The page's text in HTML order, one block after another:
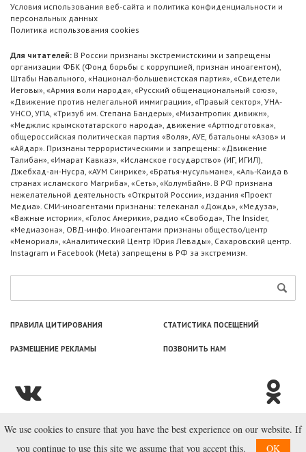
Условия использования веб-сайта и политика конфиденциальности и
персональных данных
Политика использования cookies
Для читателей: В России признаны экстремистскими и запрещены
организации ФБК (Фонд борьбы с коррупцией, признан иноагентом),
Штабы Навального, «Национал-большевистская партия», «Свидетели
Иеговы», «Армия воли народа», «Русский общенациональный союз»,
«Движение против нелегальной иммиграции», «Правый сектор», УНА-
УНСО, УПА, «Тризуб им. Степана Бандеры», «Мизантропик дивижн»,
«Меджлис крымскотатарского народа», движение «Артподготовка»,
общероссийская политическая партия «Воля», АУЕ, батальоны «Азов» и
«Айдар». Признаны террористическими и запрещены: «Движение
Талибан», «Имарат Кавказ», «Исламское государство» (ИГ, ИГИЛ),
Джебхад-ан-Нусра, «АУМ Синрике», «Братья-мусульмане», «Аль-Каида в
странах исламского Магриба», «Сеть», «Колумбайн». В РФ признана
нежелательной деятельность «Открытой России», издания «Проект
Медиа». СМИ-иноагентами признаны: телеканал «Дождь», «Медуза»,
«Важные истории», «Голос Америки», радио «Свобода», The Insider,
«Медиазона», ОВД-инфо. Иноагентами признаны общество/центр
«Мемориал», «Аналитический Центр Юрия Левады», Сахаровский центр.
Instagram и Facebook (Metа) запрещены в РФ за экстремизм.
ПРАВИЛА ЦИТИРОВАНИЯ СТАТИСТИКА ПОСЕЩЕНИЙ
РАЗМЕЩЕНИЕ РЕКЛАМЫ ПОЗВОНИТЬ НАМ
© ООО «Лаборатория Новоcтей», 2003—2026.
We use cookies to ensure that you have the best experience on our website. If
you continue to use this site we assume that you accept this.
OK